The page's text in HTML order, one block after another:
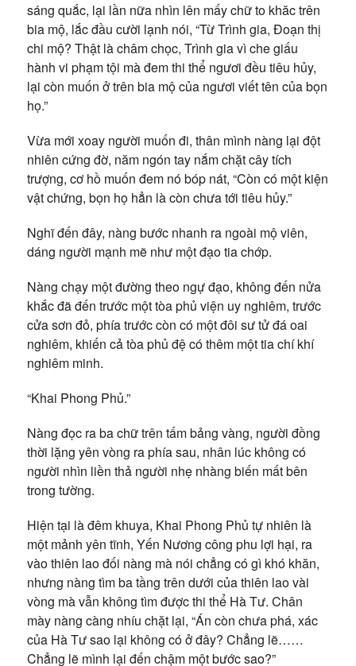
sáng quắc, lại lần nữa nhìn lên mấy chữ to khăc trên
bia mộ, lắc đầu cười lạnh nói, “Từ Trình gia, Đoạn thị
chi mộ? Thật là châm chọc, Trình gia vì che giấu
hành vi phạm tội mà đem thi thể ngươi đều tiêu hủy,
lại còn muốn ở trên bia mộ của ngươi viết tên của bọn
họ.”
Vừa mới xoay người muốn đi, thân mình nàng lại đột
nhiên cứng đờ, năm ngón tay nắm chặt cây tích
trượng, cơ hồ muốn đem nó bóp nát, “Còn có một kiện
vật chứng, bọn họ hẳn là còn chưa tới tiêu hủy.”
Nghĩ đến đây, nàng bước nhanh ra ngoài mộ viên,
dáng người mạnh mẽ như một đạo tia chớp.
Nàng chạy một đường theo ngự đạo, không đến nửa
khắc đã đến trước một tòa phủ viện uy nghiêm, trước
cửa sơn đỏ, phía trước còn có một đôi sư tử đá oai
nghiêm, khiến cả tòa phủ đệ có thêm một tia chí khí
nghiêm minh.
“Khai Phong Phủ.”
Nàng đọc ra ba chữ trên tấm bảng vàng, người đồng
thời lặng yên vòng ra phía sau, nhân lúc không có
người nhìn liền thả người nhẹ nhàng biến mất bên
trong tường.
Hiện tại là đêm khuya, Khai Phong Phủ tự nhiên là
một mảnh yên tĩnh, Yến Nương công phu lợi hại, ra
vào thiên lao đối nàng mà nói chẳng có gì khó khăn,
nhưng nàng tìm ba tầng trên dưới của thiên lao vài
vòng mà vẫn không tìm được thi thể Hà Tư. Chân
mày nàng càng nhíu chặt lại, “Án còn chưa phá, xác
của Hà Tư sao lại không có ở đây? Chẳng lẽ……
Chẳng lẽ mình lại đến chậm một bước sao?”